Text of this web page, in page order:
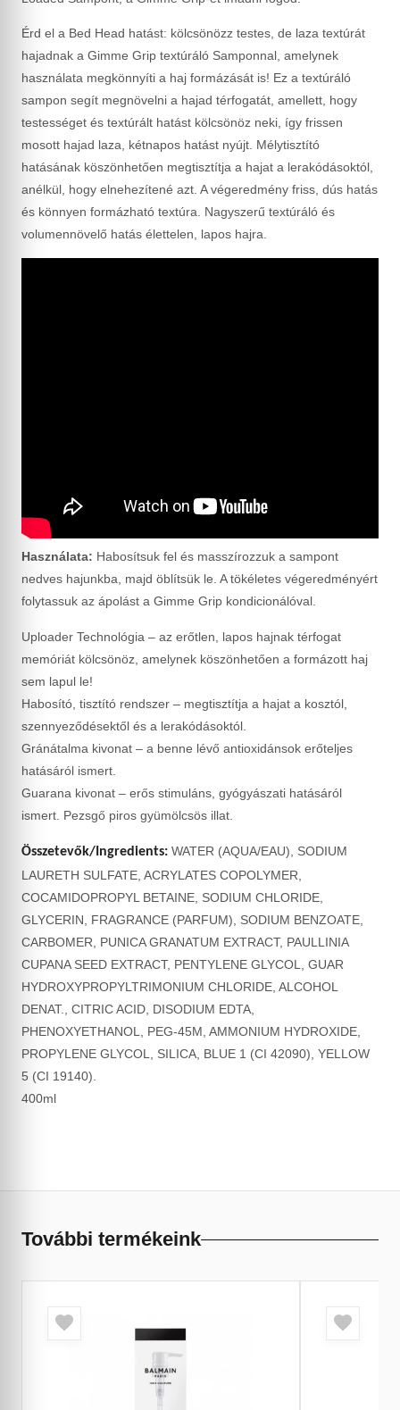
Érd el a Bed Head hatást: kölcsönözz testes, de laza textúrát
hajadnak a Gimme Grip textúráló Samponnal, amelynek
használata megkönnyíti a haj formázását is! Ez a textúráló
sampon segít megnövelni a hajad térfogatát, amellett, hogy
testességet és textúrált hatást kölcsönöz neki, így frissen
mosott hajad laza, kétnapos hatást nyújt. Mélytisztító
hatásának köszönhetően megtisztítja a hajat a lerakódásoktól,
anélkül, hogy elnehezítené azt. A végeredmény friss, dús hatás
és könnyen formázható textúra. Nagyszerű textúráló és
volumennövelő hatás élettelen, lapos hajra.
Használata: Habosítsuk fel és masszírozzuk a sampont
nedves hajunkba, majd öblítsük le. A tökéletes végeredményért
folytassuk az ápolást a Gimme Grip kondicionálóval.
Uploader Technológia – az erőtlen, lapos hajnak térfogat
memóriát kölcsönöz, amelynek köszönhetően a formázott haj
sem lapul le!
Habosító, tisztító rendszer – megtisztítja a hajat a kosztól,
szennyeződésektől és a lerakódásoktól.
Gránátalma kivonat – a benne lévő antioxidánsok erőteljes
hatásáról ismert.
Guarana kivonat – erős stimuláns, gyógyászati hatásáról
ismert. Pezsgő piros gyümölcsös illat.
Összetevők/Ingredients: WATER (AQUA/EAU), SODIUM
LAURETH SULFATE, ACRYLATES COPOLYMER,
COCAMIDOPROPYL BETAINE, SODIUM CHLORIDE,
GLYCERIN, FRAGRANCE (PARFUM), SODIUM BENZOATE,
CARBOMER, PUNICA GRANATUM EXTRACT, PAULLINIA
CUPANA SEED EXTRACT, PENTYLENE GLYCOL, GUAR
HYDROXYPROPYLTRIMONIUM CHLORIDE, ALCOHOL
DENAT., CITRIC ACID, DISODIUM EDTA,
PHENOXYETHANOL, PEG-45M, AMMONIUM HYDROXIDE,
PROPYLENE GLYCOL, SILICA, BLUE 1 (CI 42090), YELLOW
5 (CI 19140).
400ml
További termékeink